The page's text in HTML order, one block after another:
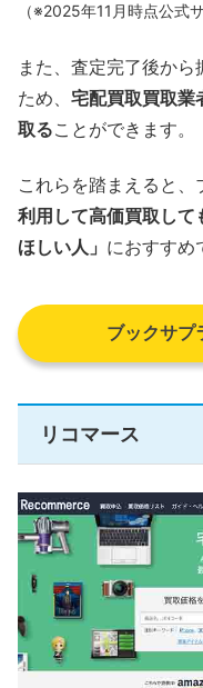
（※2025年11月時点公式
また、査定完了後か
ため、 宅配買取買取業
取ることができます。
これらを踏まえると、
利用して高価買取して
ほしい人」 におすすめ
ブックサプ
リコマース